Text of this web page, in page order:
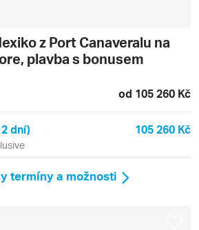
z Port Canaveralu na
plavba s bonusem
od 105 260 Kč
dní) 105 260 Kč
termíny a možnosti